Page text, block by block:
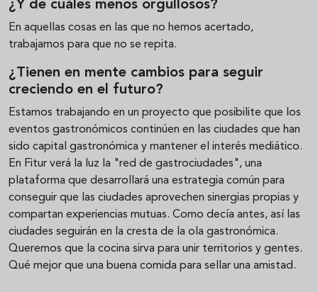
¿Y de cuáles menos orgullosos?
En aquellas cosas en las que no hemos acertado,
trabajamos para que no se repita.
¿Tienen en mente cambios para seguir
creciendo en el futuro?
Estamos trabajando en un proyecto que posibilite que los
eventos gastronómicos continúen en las ciudades que han
sido capital gastronómica y mantener el interés mediático.
En Fitur verá la luz la "red de gastrociudades", una
plataforma que desarrollará una estrategia común para
conseguir que las ciudades aprovechen sinergias propias y
compartan experiencias mutuas. Como decía antes, así las
ciudades seguirán en la cresta de la ola gastronómica.
Queremos que la cocina sirva para unir territorios y gentes.
Qué mejor que una buena comida para sellar una amistad.